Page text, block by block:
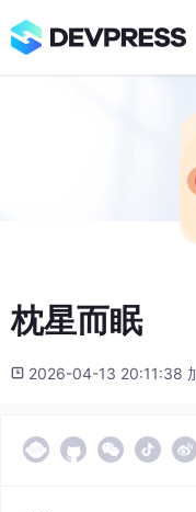
枕星而眠
2026-04-13 20:11:38